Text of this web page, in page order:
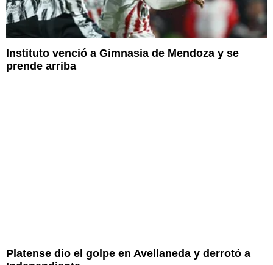
Instituto venció a Gimnasia de Mendoza y se
prende arriba
Platense dio el golpe en Avellaneda y derrotó a